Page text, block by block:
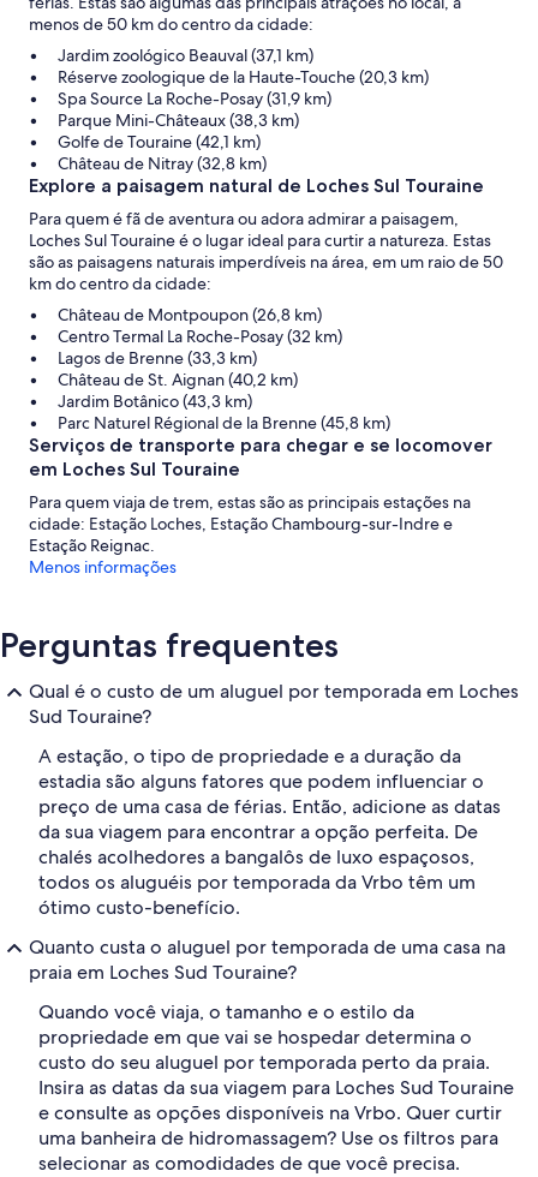
menos de 50 km do centro da cidade:
Jardim zoológico Beauval (37,1 km)
Réserve zoologique de la Haute-Touche (20,3 km)
Spa Source La Roche-Posay (31,9 km)
Parque Mini-Châteaux (38,3 km)
Golfe de Touraine (42,1 km)
Château de Nitray (32,8 km)
Explore a paisagem natural de Loches Sul Touraine
Para quem é fã de aventura ou adora admirar a paisagem,
Loches Sul Touraine é o lugar ideal para curtir a natureza. Estas
são as paisagens naturais imperdíveis na área, em um raio de 50
km do centro da cidade:
Château de Montpoupon (26,8 km)
Centro Termal La Roche-Posay (32 km)
Lagos de Brenne (33,3 km)
Château de St. Aignan (40,2 km)
Jardim Botânico (43,3 km)
Parc Naturel Régional de la Brenne (45,8 km)
Serviços de transporte para chegar e se locomover
em Loches Sul Touraine
Para quem viaja de trem, estas são as principais estações na
cidade: Estação Loches, Estação Chambourg-sur-Indre e
Estação Reignac.
Menos informações
Perguntas frequentes
Qual é o custo de um aluguel por temporada em Loches
Sud Touraine?
A estação, o tipo de propriedade e a duração da
estadia são alguns fatores que podem influenciar o
preço de uma casa de férias. Então, adicione as datas
da sua viagem para encontrar a opção perfeita. De
chalés acolhedores a bangalôs de luxo espaçosos,
todos os aluguéis por temporada da Vrbo têm um
ótimo custo-benefício.
Quanto custa o aluguel por temporada de uma casa na
praia em Loches Sud Touraine?
Quando você viaja, o tamanho e o estilo da
propriedade em que vai se hospedar determina o
custo do seu aluguel por temporada perto da praia.
Insira as datas da sua viagem para Loches Sud Touraine
e consulte as opções disponíveis na Vrbo. Quer curtir
uma banheira de hidromassagem? Use os filtros para
selecionar as comodidades de que você precisa.